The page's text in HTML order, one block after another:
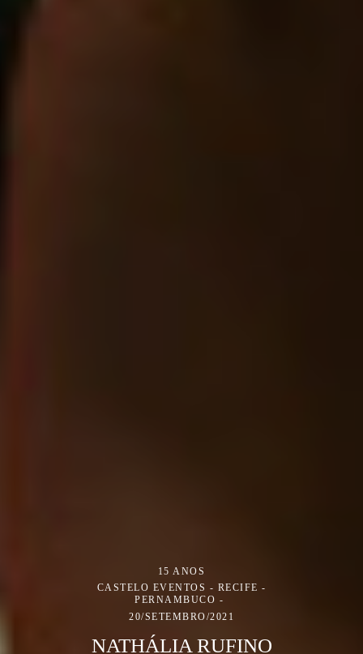
15 ANOS
CASTELO EVENTOS - RECIFE -
PERNAMBUCO
20/SETEMBRO/2021
NATHÁLIA RUFINO